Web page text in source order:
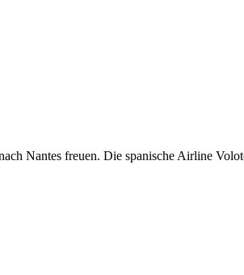
Nantes freuen. Die spanische Airline